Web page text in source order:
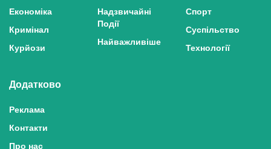
Економіка
Кримінал
Курйози
Надзвичайні
Події
Найважливіше
Спорт
Суспільство
Технології
Додатково
Реклама
Контакти
Про нас